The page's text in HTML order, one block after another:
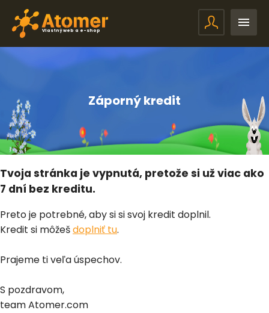
Vlastný web a e-shop
Záporný kredit
Tvoja stránka je vypnutá, pretože si už viac ako
7 dní bez kreditu.
Preto je potrebné, aby si si svoj kredit doplnil.
Kredit si môžešdoplniť tu.
Prajeme ti veľa úspechov.
S pozdravom,
team Atomer.com